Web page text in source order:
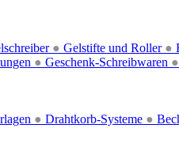
● Gelstifte und Roller ●
● Geschenk-Schreibwaren ●
● Drahtkorb-Systeme ●